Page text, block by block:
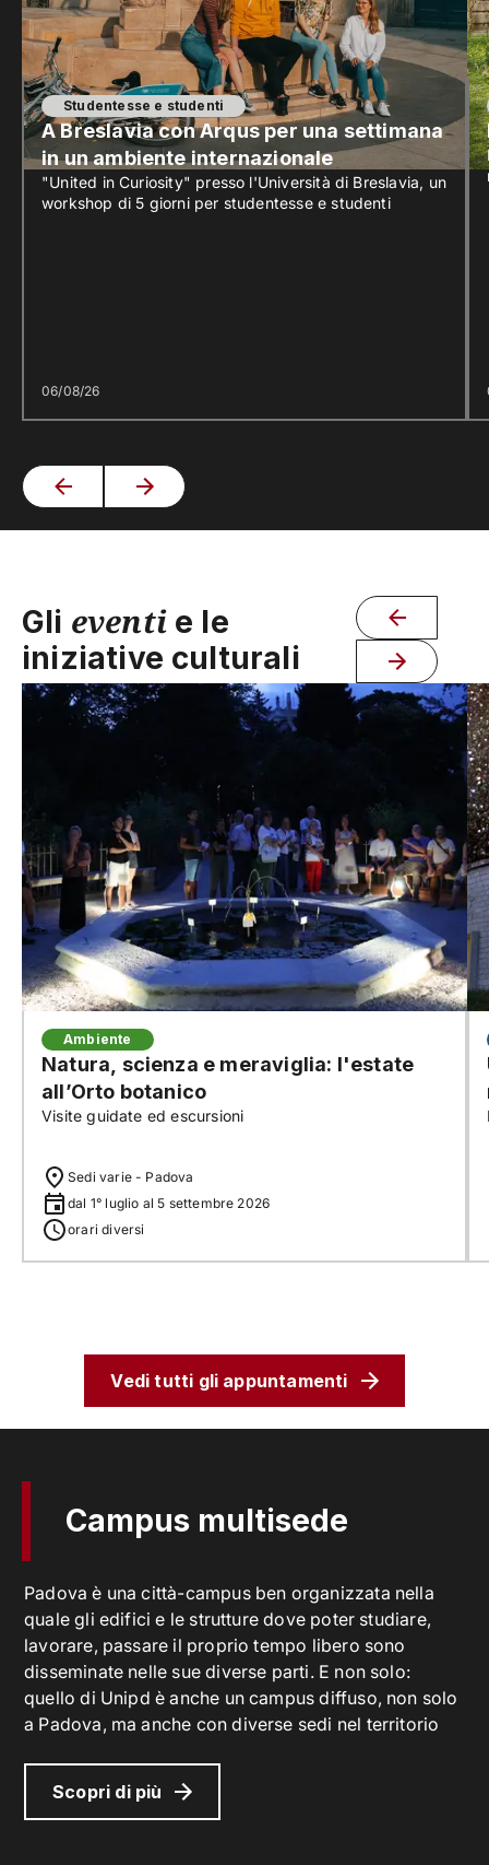
Studentesse e studenti
A Breslavia con Arqus per una settimana
in un ambiente internazionale
"United in Curiosity" presso l'Università di Breslavia, un
workshop di 5 giorni per studentesse e studenti
06/08/26
Gli eventie le
iniziative culturali
Ambiente
Natura, scienza e meraviglia: l'estate
all’Orto botanico
Visite guidate ed escursioni
Sedi varie - Padova
dal 1° luglio al 5 settembre 2026
orari diversi
Vedi tutti gli appuntamenti
Campus multisede
Padova è una città-campus ben organizzata nella
quale gli edifici e le strutture dove poter studiare,
lavorare, passare il proprio tempo libero sono
disseminate nelle sue diverse parti. E non solo:
quello di Unipd è anche un campus diffuso, non solo
a Padova, ma anche con diverse sedi nel territorio
Scopri di più